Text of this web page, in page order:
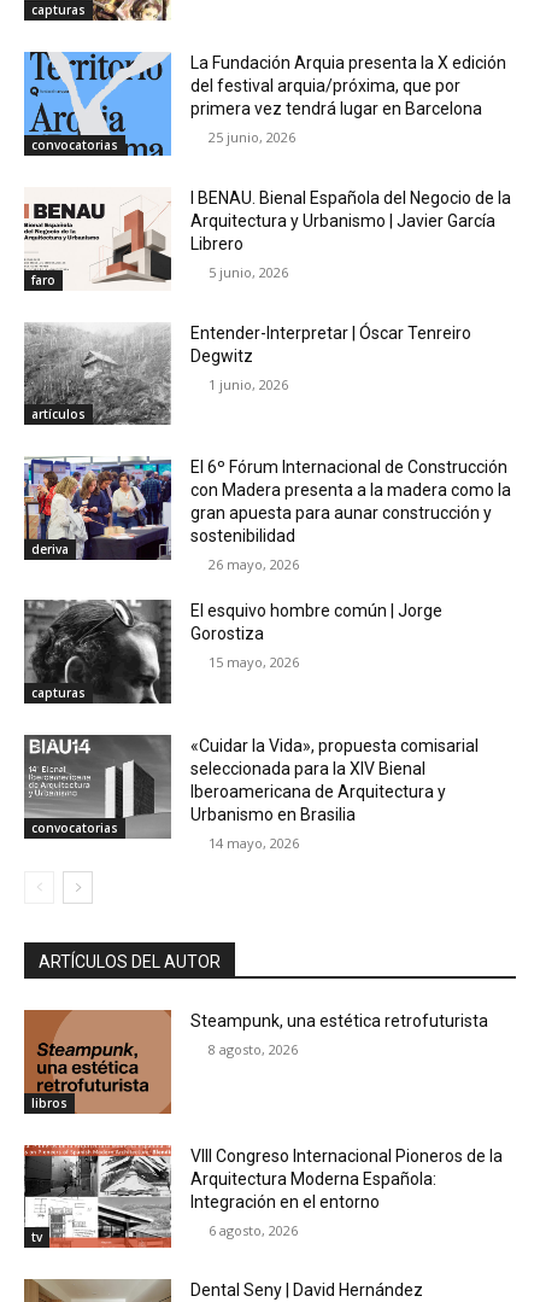
capturas
convocatorias
La Fundación Arquia presenta la X edición
del festival arquia/próxima, que por
primera vez tendrá lugar en Barcelona
25 junio, 2026
faro
I BENAU. Bienal Española del Negocio de la
Arquitectura y Urbanismo | Javier García
Librero
5 junio, 2026
artículos
Entender-Interpretar | Óscar Tenreiro
Degwitz
1 junio, 2026
deriva
El 6º Fórum Internacional de Construcción
con Madera presenta a la madera como la
gran apuesta para aunar construcción y
sostenibilidad
26 mayo, 2026
capturas
El esquivo hombre común | Jorge
Gorostiza
15 mayo, 2026
convocatorias
«Cuidar la Vida», propuesta comisarial
seleccionada para la XIV Bienal
Iberoamericana de Arquitectura y
Urbanismo en Brasilia
14 mayo, 2026
ARTÍCULOS DEL AUTOR
libros
Steampunk, una estética retrofuturista
8 agosto, 2026
tv
VIII Congreso Internacional Pioneros de la
Arquitectura Moderna Española:
Integración en el entorno
6 agosto, 2026
Dental Seny | David Hernández